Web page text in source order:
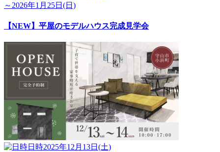
～2026年1月25日(日)
【NEW】平屋のモデルハウス完成見学会
日時2025年12月13日(土)